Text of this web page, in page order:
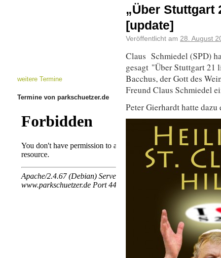
„Über Stuttgart
[update]
Veröffentlicht am 28. August
Claus Schmiedel (SPD)
gesagt "Über Stuttgart 21
Bacchus, der Gott des
Freund Claus Schmiedel
Peter Gierhardt hatte
weitere Termine
Termine von parkschuetzer.de